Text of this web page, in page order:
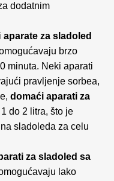
dodatnim
aparate za sladoled
brzo
minuta. Neki aparati
pravljenje sorbea,
domaći aparati za
do 2 litra, što je
sladoleda za celu
za sladoled sa
lako